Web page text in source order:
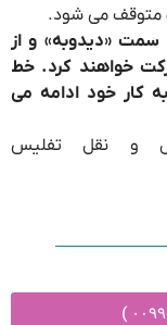
» متوقف می شود.
سمت «دیدوبه» و از
خواهند کرد. خط
کار خود ادامه می
و نقل تفلیس